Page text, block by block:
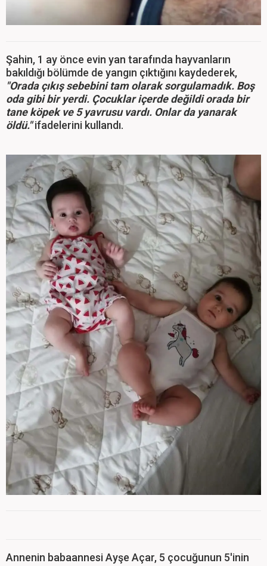
Şahin, 1 ay önce evin yan tarafında hayvanların
bakıldığı bölümde de yangın çıktığını kaydederek,
"Orada çıkış sebebini tam olarak sorgulamadık. Boş
oda gibi bir yerdi. Çocuklar içerde değildi orada bir
tane köpek ve 5 yavrusu vardı. Onlar da yanarak
öldü."ifadelerini kullandı.
Annenin babaannesi Ayşe Açar, 5 çocuğunun 5'inin